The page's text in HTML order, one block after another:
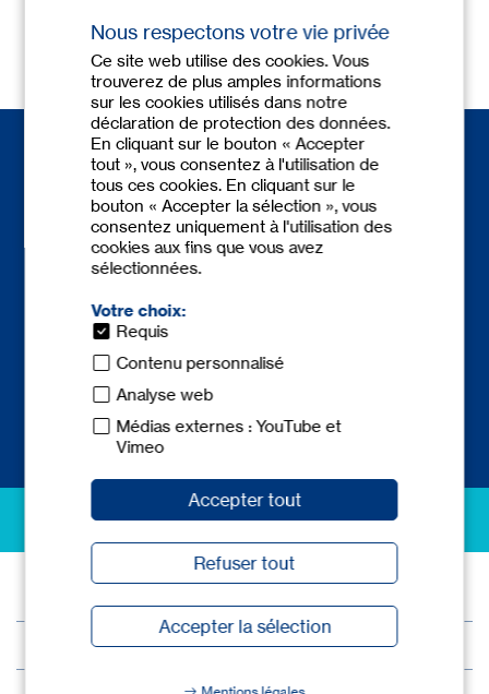
info-fr@tecnicum.com
excellence in safety
© 2026 tec.nicum
Mentions légales
Nous respectons votre vie privée
Ce site web utilise des cookies. Vous
trouverez de plus amples informations
sur les cookies utilisés dans notre
déclaration de protection des données.
En cliquant sur le bouton « Accepter
tout », vous consentez à l'utilisation de
tous ces cookies. En cliquant sur le
bouton « Accepter la sélection », vous
consentez uniquement à l'utilisation des
cookies aux fins que vous avez
sélectionnées.
Votre choix:
Requis
Contenu personnalisé
Analyse web
Médias externes : YouTube et
Vimeo
Accepter tout
Refuser tout
Accepter la sélection